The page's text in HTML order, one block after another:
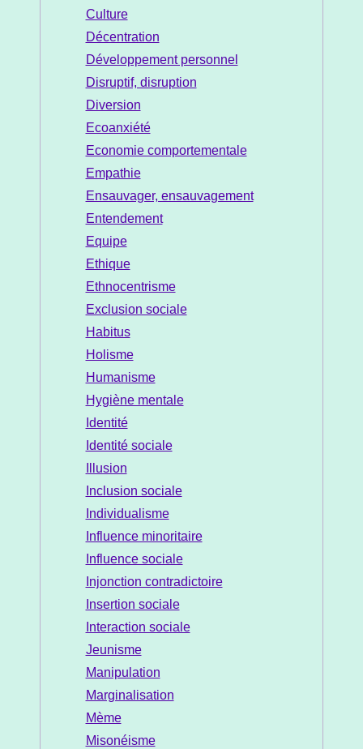
Culture
Décentration
Développement personnel
Disruptif, disruption
Diversion
Ecoanxiété
Economie comportementale
Empathie
Ensauvager, ensauvagement
Entendement
Equipe
Ethique
Ethnocentrisme
Exclusion sociale
Habitus
Holisme
Humanisme
Hygiène mentale
Identité
Identité sociale
Illusion
Inclusion sociale
Individualisme
Influence minoritaire
Influence sociale
Injonction contradictoire
Insertion sociale
Interaction sociale
Jeunisme
Manipulation
Marginalisation
Mème
Misonéisme